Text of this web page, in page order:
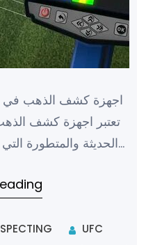
اجهزة كشف الذهب في
تعتبر اجهزة كشف
الحديثة والمتطورة
التنقيب والبحث عن ا…
UFC